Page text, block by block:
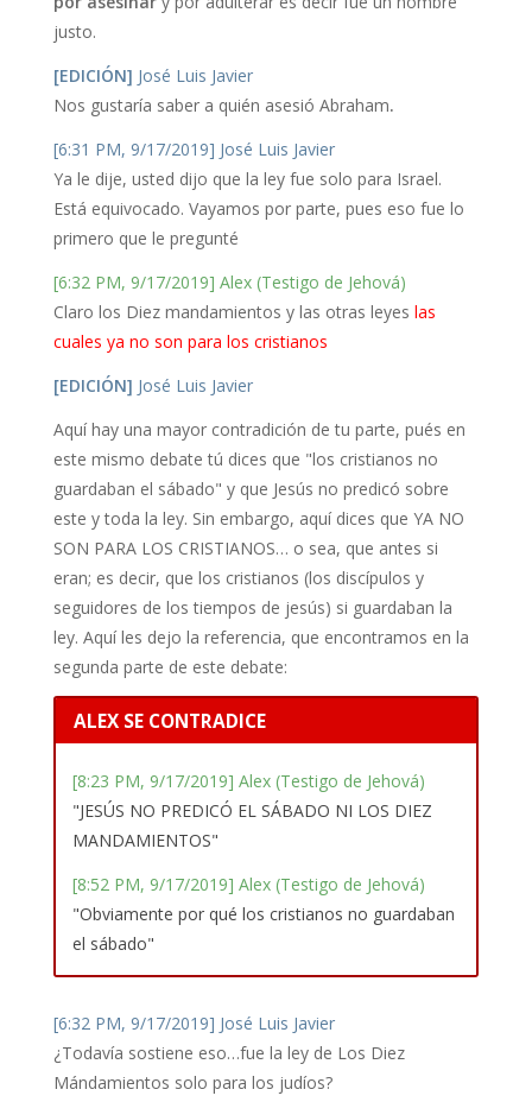
justo.
[EDICIÓN] José Luis Javier
Nos gustaría saber a quién asesió Abraham.
[6:31 PM, 9/17/2019] José Luis Javier
Ya le dije, usted dijo que la ley fue solo para Israel.
Está equivocado. Vayamos por parte, pues eso fue lo
primero que le pregunté
[6:32 PM, 9/17/2019] Alex (Testigo de Jehová)
Claro los Diez mandamientos y las otras leyes las
cuales ya no son para los cristianos
[EDICIÓN] José Luis Javier
Aquí hay una mayor contradición de tu parte, pués en
este mismo debate tú dices que "los cristianos no
guardaban el sábado" y que Jesús no predicó sobre
este y toda la ley. Sin embargo, aquí dices que YA NO
SON PARA LOS CRISTIANOS… o sea, que antes si
eran; es decir, que los cristianos (los discípulos y
seguidores de los tiempos de jesús) si guardaban la
ley. Aquí les dejo la referencia, que encontramos en la
segunda parte de este debate:
ALEX SE CONTRADICE
[8:23 PM, 9/17/2019] Alex (Testigo de Jehová)
"JESÚS NO PREDICÓ EL SÁBADO NI LOS DIEZ
MANDAMIENTOS"
[8:52 PM, 9/17/2019] Alex (Testigo de Jehová)
"Obviamente por qué los cristianos no guardaban
el sábado"
[6:32 PM, 9/17/2019] José Luis Javier
¿Todavía sostiene eso…fue la ley de Los Diez
Mándamientos solo para los judíos?